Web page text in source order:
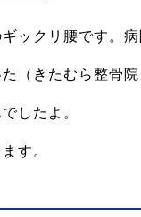
ックリ腰です。
（きたむら整骨
したよ。
す。